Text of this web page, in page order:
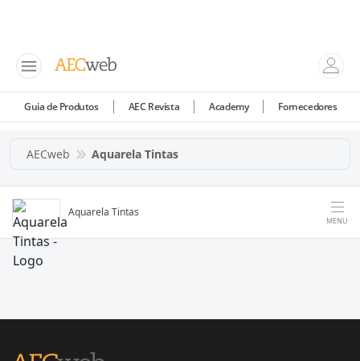
Guia de Produtos AEC Revista Academy Fornecedores
AECweb Aquarela Tintas
Aquarela Tintas
MENU